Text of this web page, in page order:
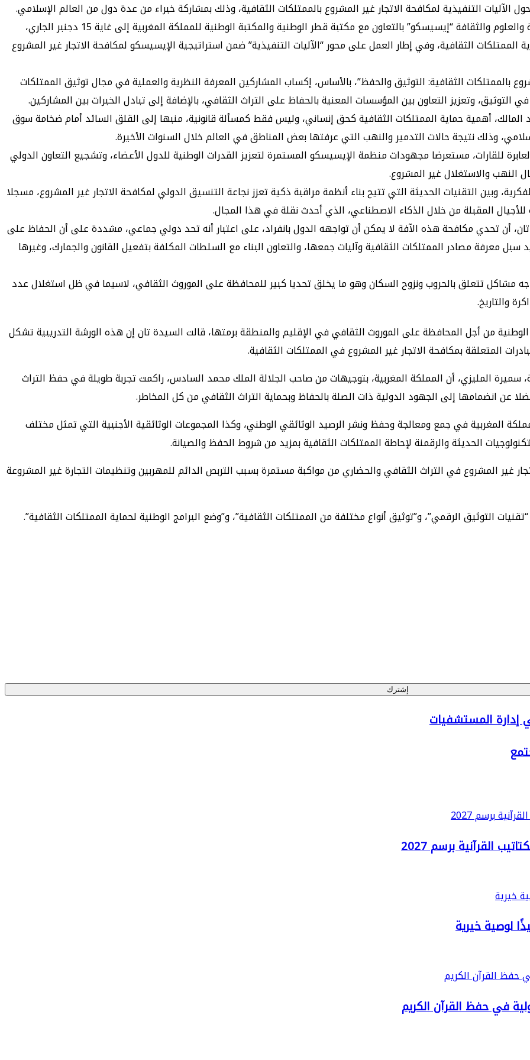
وتأتي هذه الورشة، التي تنظمها منظمة العالم الإسلامي للتربية والعلوم والثقافة “إيسيسكو” بالتعاون مع مكتبة قطر الوطنية والمكتبة الوطنية للمملكة المغربية إلى غاية 15 دجنبر الجاري،
الممتلكات الثقافية، وفي إطار العمل على محور “الآليات التنفيذية” ضمن استراتيجية الإيسيسكو لمكافحة الاتجار غير المشروع
بالممتلكات الثقافية: التوثيق والحفظ”، بالأساس، إكساب المشاركين المعرفة النظرية والعملية في مجال توثيق الممتلكات
وتعزيز التعاون بين المؤسسات المعنية بالحفاظ على التراث الثقافي، بالإضافة إلى تبادل الخبرات بين المشاركين.
المالك، أهمية حماية الممتلكات الثقافية كحق إنساني، وليس فقط كمسألة قانونية، منبها إلى القلق السائد أمام ضخامة سوق
وذلك نتيجة حالات التدمير والنهب التي عرفتها بعض المناطق في العالم خلال السنوات الأخيرة.
للقارات، مستعرضا مجهودات منظمة الإيسيسكو المستمرة لتعزيز القدرات الوطنية للدول الأعضاء، وتشجيع التعاون الدولي
النهب والاستغلال غير المشروع.
وبين التقنيات الحديثة التي تتيح بناء أنظمة مراقبة ذكية تعزز نجاعة التنسيق الدولي لمكافحة الاتجار غير المشروع، مسجلا
المقبلة من خلال الذكاء الاصطناعي، الذي أحدث نقلة في هذا المجال.
أن تحدي مكافحة هذه الآفة لا يمكن أن تواجهه الدول بانفراد، على اعتبار أنه تحد دولي جماعي، مشددة على أن الحفاظ على
سبل معرفة مصادر الممتلكات الثقافية وآليات جمعها، والتعاون البناء مع السلطات المكلفة بتفعيل القانون والجمارك، وغيرها
مشاكل تتعلق بالحروب ونزوح السكان وهو ما يخلق تحديا كبير للمحافظة على الموروث الثقافي، لاسيما في ظل استغلال عدد
والتاريخ.
من أجل المحافظة على الموروث الثقافي في الإقليم والمنطقة برمتها، قالت السيدة تان إن هذه الورشة التدريبية تشكل
المتعلقة بمكافحة الاتجار غير المشروع في الممتلكات الثقافية.
سميرة المليزي، أن المملكة المغربية، بتوجيهات من صاحب الجلالة الملك محمد السادس، راكمت تجربة طويلة في حفظ التراث
انضمامها إلى الجهود الدولية ذات الصلة بالحفاظ وبحماية التراث الثقافي من كل المخاطر.
المغربية في جمع ومعالجة وحفظ ونشر الرصيد الوثائقي الوطني، وكذا المجموعات الوثائقية الأجنبية التي تمثل مختلف
الحديثة والرقمنة لإحاطة الممتلكات الثقافية بمزيد من شروط الحفظ والصيانة.
غير المشروع في التراث الثقافي والحضاري من مواكبة مستمرة بسبب التربص الدائم للمهربين وتنظيمات التجارة غير المشروعة
التوثيق الرقمي”، و”توثيق أنواع مختلفة من الممتلكات الثقافية”، و”وضع البرامج الوطنية لحماية الممتلكات الثقافية”.
إشترك
إدارة المستشفيات
القرآنية برسم 2027
لوصية خيرية
في حفظ القرآن الكريم